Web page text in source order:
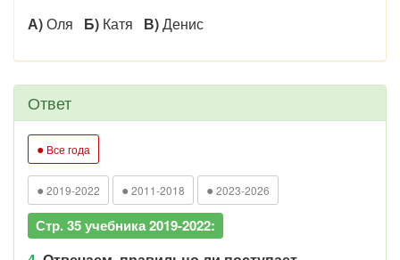
А)Оля Б) Катя В)Денис
Ответ
● Все года
● 2019-2022 ● 2011-2018 ● 2023-2026
Стр. 35 учебника 2019-2022: